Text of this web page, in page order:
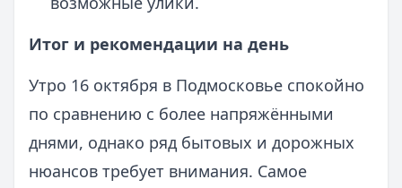
Итог и рекомендации на день
Утро 16 октября в Подмосковье спокойно
по сравнению с более напряжёнными
днями, однако ряд бытовых и дорожных
нюансов требует внимания. Самое